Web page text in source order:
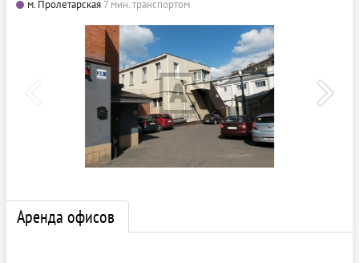
м. Пролетарская 7 мин. транспортом
Аренда офисов